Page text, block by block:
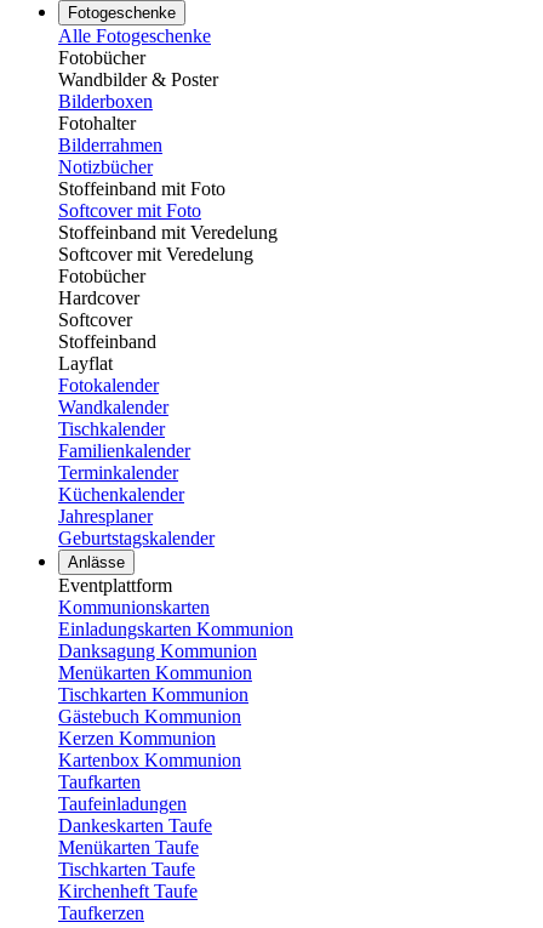
Fotogeschenke
Alle Fotogeschenke
Fotobücher
Wandbilder & Poster
Bilderboxen
Fotohalter
Bilderrahmen
Notizbücher
Stoffeinband mit Foto
Softcover mit Foto
Stoffeinband mit Veredelung
Softcover mit Veredelung
Fotobücher
Hardcover
Softcover
Stoffeinband
Layflat
Fotokalender
Wandkalender
Tischkalender
Familienkalender
Terminkalender
Küchenkalender
Jahresplaner
Geburtstagskalender
Anlässe
Eventplattform
Kommunionskarten
Einladungskarten Kommunion
Danksagung Kommunion
Menükarten Kommunion
Tischkarten Kommunion
Gästebuch Kommunion
Kerzen Kommunion
Kartenbox Kommunion
Taufkarten
Taufeinladungen
Dankeskarten Taufe
Menükarten Taufe
Tischkarten Taufe
Kirchenheft Taufe
Taufkerzen